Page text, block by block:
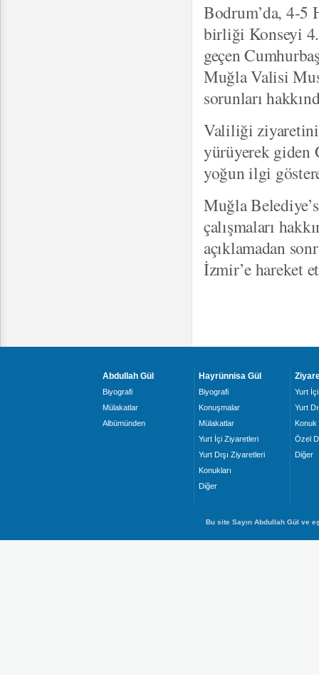
Bodrum’da, 4-5
birliği Konseyi 4.
geçen
Muğla Valisi
sorunları
Valiliği
yürüyerek giden
yoğun ilgi
Muğla
çalışmaları
açıklamadan
İzmir’e hareket
Abdullah Gül
Biyografi
Mülakatlar
Albümünden
Hayrünnisa Gül
Biyografi
Konuşmalar
Mülakatlar
Yurt İçi Ziyaretleri
Yurt Dışı Ziyaretleri
Konukları
Diğer
Yurt İçi
Yurt
Konuk
Özel
Diğer
Bu site Sayın Abdullah Gül ve